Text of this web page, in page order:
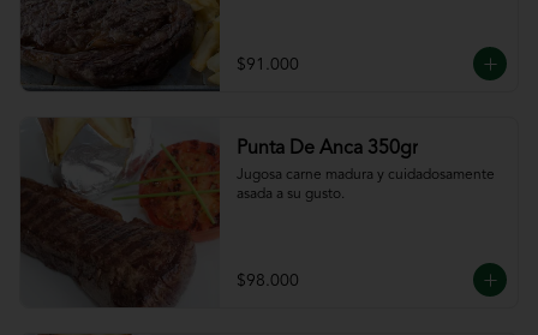
$91.000
Punta De Anca 350gr
Jugosa carne madura y cuidadosamente
asada a su gusto.
$98.000